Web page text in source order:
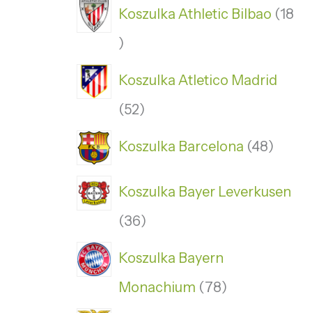
Koszulka Athletic Bilbao 18
Koszulka Atletico Madrid
52
Koszulka Barcelona 48
Koszulka Bayer Leverkusen
36
Koszulka Bayern
Monachium
78